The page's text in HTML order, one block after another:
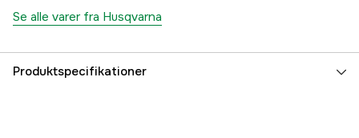
Se alle varer fra Husqvarna
Produktspecifikationer